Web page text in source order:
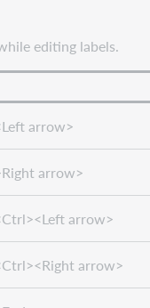
editing labels.
arrow>
arrow>
arrow>
arrow>